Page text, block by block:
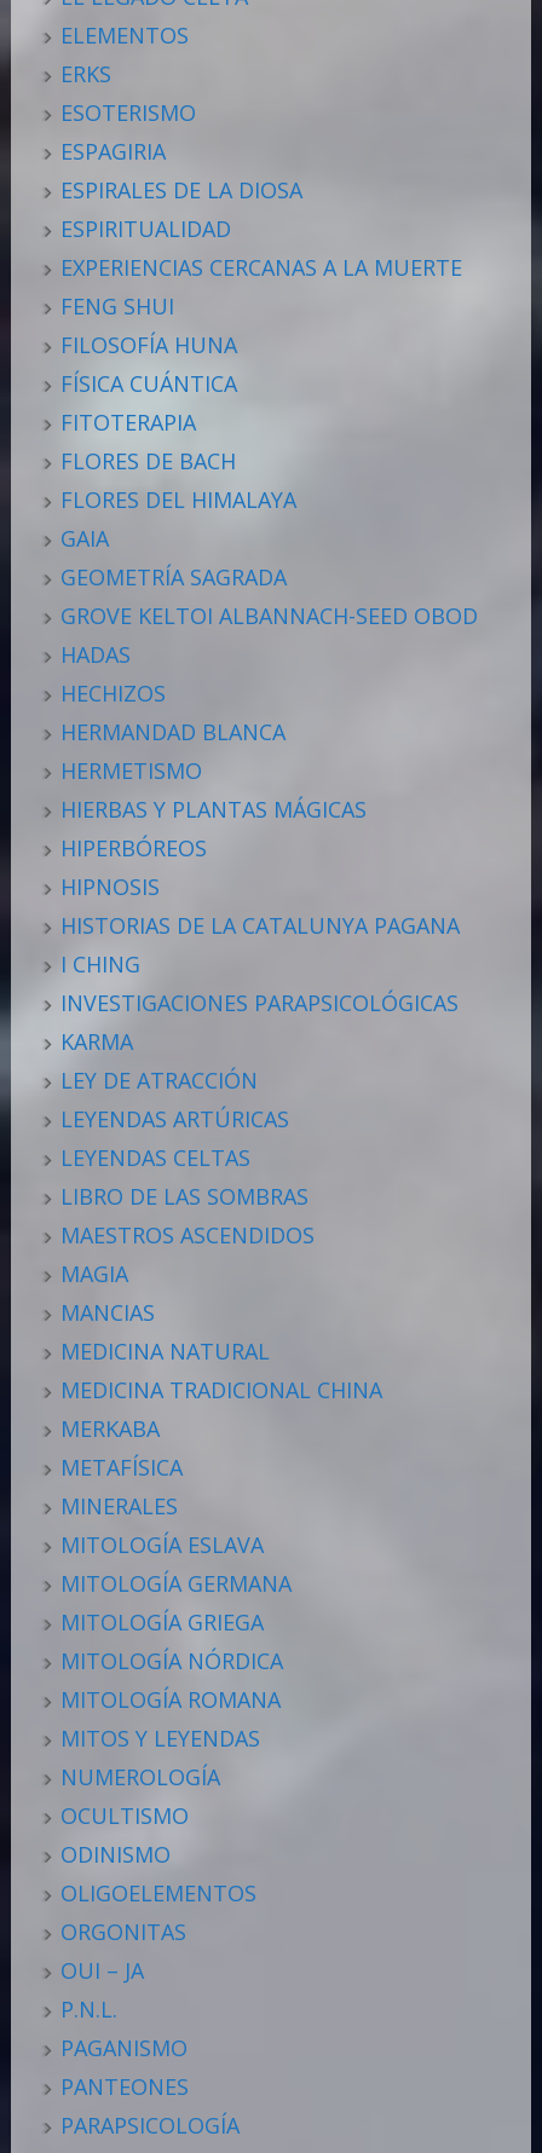
ELEMENTOS
ERKS
ESOTERISMO
ESPAGIRIA
ESPIRALES DE LA DIOSA
ESPIRITUALIDAD
EXPERIENCIAS CERCANAS A LA MUERTE
FENG SHUI
FILOSOFÍA HUNA
FÍSICA CUÁNTICA
FITOTERAPIA
FLORES DE BACH
FLORES DEL HIMALAYA
GAIA
GEOMETRÍA SAGRADA
GROVE KELTOI ALBANNACH-SEED OBOD
HADAS
HECHIZOS
HERMANDAD BLANCA
HERMETISMO
HIERBAS Y PLANTAS MÁGICAS
HIPERBÓREOS
HIPNOSIS
HISTORIAS DE LA CATALUNYA PAGANA
I CHING
INVESTIGACIONES PARAPSICOLÓGICAS
KARMA
LEY DE ATRACCIÓN
LEYENDAS ARTÚRICAS
LEYENDAS CELTAS
LIBRO DE LAS SOMBRAS
MAESTROS ASCENDIDOS
MAGIA
MANCIAS
MEDICINA NATURAL
MEDICINA TRADICIONAL CHINA
MERKABA
METAFÍSICA
MINERALES
MITOLOGÍA ESLAVA
MITOLOGÍA GERMANA
MITOLOGÍA GRIEGA
MITOLOGÍA NÓRDICA
MITOLOGÍA ROMANA
MITOS Y LEYENDAS
NUMEROLOGÍA
OCULTISMO
ODINISMO
OLIGOELEMENTOS
ORGONITAS
OUI – JA
P.N.L.
PAGANISMO
PANTEONES
PARAPSICOLOGÍA